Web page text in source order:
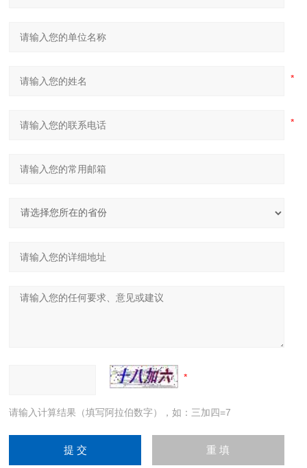
请输入计算结果（填写阿拉伯数字），如：三加四=7